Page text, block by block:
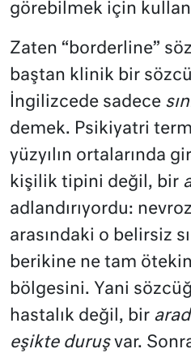
görebilmek için
Zaten “borderline”
baştan klinik bir
İngilizcede sadece
demek. Psikiyatri
yüzyılın ortalarında
kişilik tipini değil, bir
adlandırıyordu:
arasındaki o belirsiz
berikine ne tam
bölgesini. Yani
hastalık değil, bir
eşikte duruşvar.